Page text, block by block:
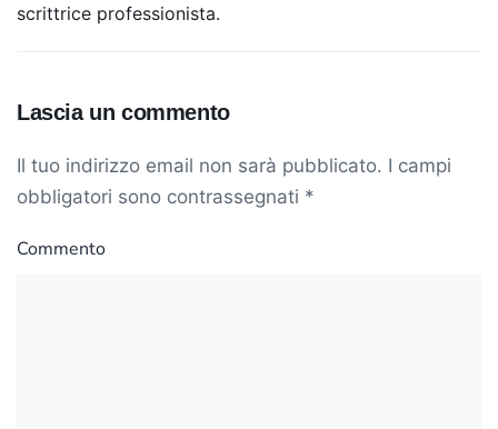
scrittrice professionista.
Lascia un commento
Il tuo indirizzo email non sarà pubblicato. I campi
obbligatori sono contrassegnati *
Commento